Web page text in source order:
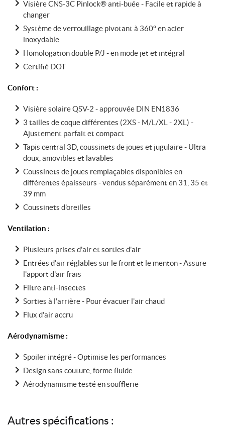
Visière CNS-3C Pinlock® anti-buée - Facile et rapide à
changer
Système de verrouillage pivotant à 360° en acier
inoxydable
Homologation double P/J - en mode jet et intégral
Certifié DOT
Confort :
Visière solaire QSV-2 - approuvée DIN EN1836
3 tailles de coque différentes (2XS - M/L/XL - 2XL) -
Ajustement parfait et compact
Tapis central 3D, coussinets de joues et jugulaire - Ultra
doux, amovibles et lavables
Coussinets de joues remplaçables disponibles en
différentes épaisseurs - vendus séparément en 31, 35 et
39 mm
Coussinets d'oreilles
Ventilation :
Plusieurs prises d'air et sorties d'air
Entrées d'air réglables sur le front et le menton - Assure
l'apport d'air frais
Filtre anti-insectes
Sorties à l'arrière - Pour évacuer l'air chaud
Flux d'air accru
Aérodynamisme :
Spoiler intégré - Optimise les performances
Design sans couture, forme fluide
Aérodynamisme testé en soufflerie
Autres spécifications :